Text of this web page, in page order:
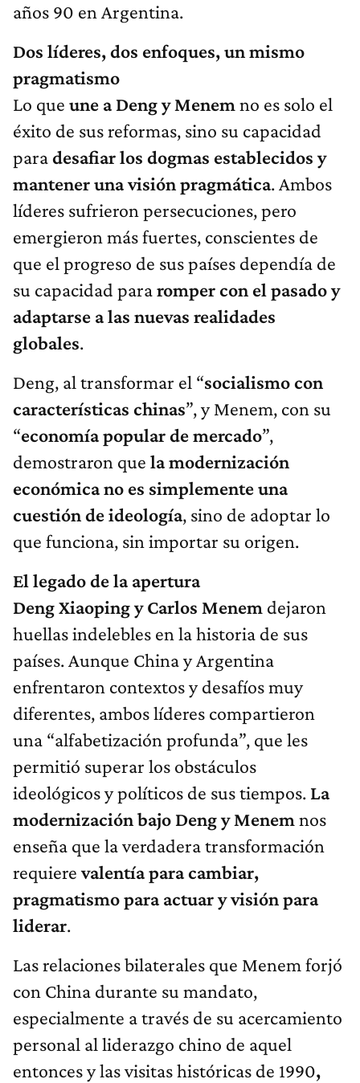
años 90 en Argentina.
Dos líderes, dos enfoques, un mismo
pragmatismo
Lo que une a Deng y Menem no es solo el
éxito de sus reformas, sino su capacidad
paradesafiar los dogmas establecidos y
mantener una visión pragmática. Ambos
líderes sufrieron persecuciones, pero
emergieron más fuertes, conscientes de
que el progreso de sus países dependía de
su capacidad pararomper con el pasado y
adaptarse a las nuevas realidades
globales.
Deng, al transformar el “socialismo con
características chinas”, y Menem, con su
“economía popular de mercado”,
demostraron que la modernización
económica no es simplemente una
cuestión de ideología, sino de adoptar lo
que funciona, sin importar su origen.
El legado de la apertura
Deng Xiaoping y Carlos Menem dejaron
huellas indelebles en la historia de sus
países. Aunque China y Argentina
enfrentaron contextos y desafíos muy
diferentes, ambos líderes compartieron
una “alfabetización profunda”, que les
permitió superar los obstáculos
ideológicos y políticos de sus tiempos. La
modernización bajo Deng y Menem nos
enseña que la verdadera transformación
requierevalentía para cambiar,
pragmatismo para actuar y visión para
liderar.
Las relaciones bilaterales que Menem forjó
con China durante su mandato,
especialmente a través de su acercamiento
personal al liderazgo chino de aquel
entonces y las visitas históricas de 1990,